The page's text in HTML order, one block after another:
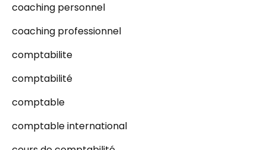
coaching personnel
coaching professionnel
comptabilite
comptabilité
comptable
comptable international